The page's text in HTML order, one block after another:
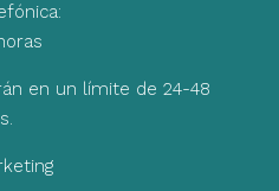
en un límite de 24-48